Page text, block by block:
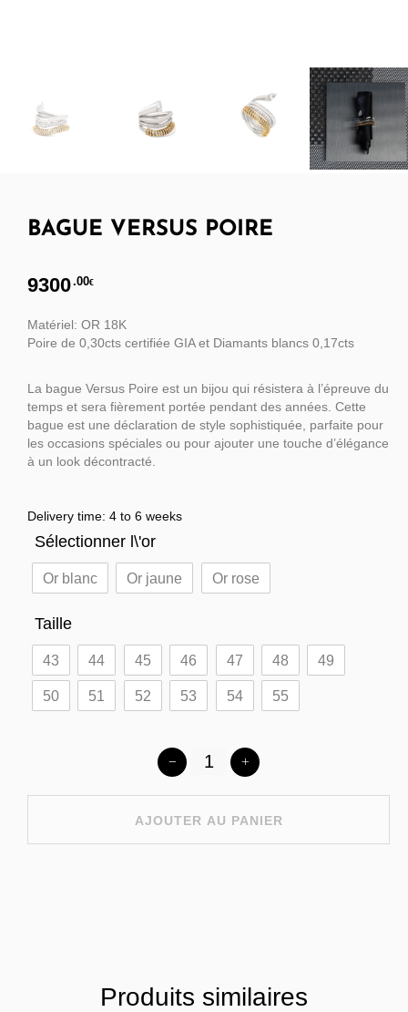
BAGUE VERSUS POIRE
9300.00€
Matériel: OR 18K
Poire de 0,30cts certifiée GIA et Diamants blancs 0,17cts
La bague Versus Poire est un bijou qui résistera à l’épreuve du
temps et sera fièrement portée pendant des années. Cette
bague est une déclaration de style sophistiquée, parfaite pour
les occasions spéciales ou pour ajouter une touche d’élégance
à un look décontracté.
Delivery time: 4 to 6 weeks
Sélectionner l\'or
Or blanc Or jaune Or rose
Taille
43 44 45 46 47 48 49
50 51 52 53 54 55
AJOUTER AU PANIER
Produits similaires